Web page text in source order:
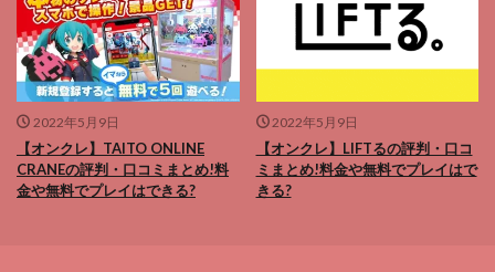
2022年5月9日
【オンクレ】TAITO ONLINE
CRANEの評判・口コミまとめ!料
金や無料でプレイはできる?
2022年5月9日
【オンクレ】LIFTるの評判・口コ
ミまとめ!料金や無料でプレイはで
きる?